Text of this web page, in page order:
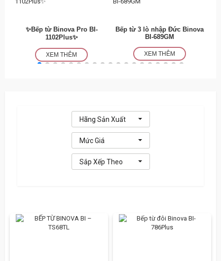
✨Bếp từ Binova Pro BI-
1102Plus✨
XEM THÊM
Bếp từ 3 lò nhập Đức Binova
BI-689GM
XEM THÊM
Hãng Sản Xuất
Mức Giá
Sắp Xếp Theo